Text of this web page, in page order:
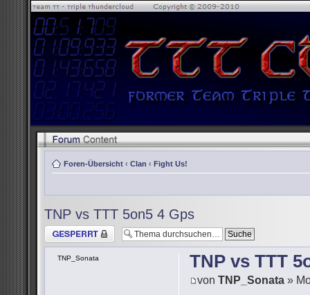
Foren-Übersicht ‹ Clan ‹ Fight Us!
TNP vs TTT 5on5 4 Gps
Thema gesperrt
TNP vs TTT
vonTNP_Sonata »
TNP_Sonata